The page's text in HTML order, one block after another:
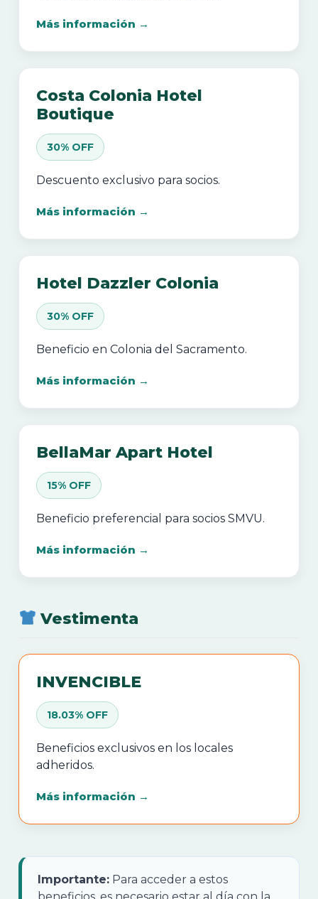
Más información →
Costa Colonia Hotel
Boutique
30% OFF
Descuento exclusivo para socios.
Más información →
Hotel Dazzler Colonia
30% OFF
Beneficio en Colonia del Sacramento.
Más información →
BellaMar Apart Hotel
15% OFF
Beneficio preferencial para socios SMVU.
Más información →
Vestimenta
INVENCIBLE
18.03% OFF
Beneficios exclusivos en los locales
adheridos.
Más información →
Importante: Para acceder a estos
beneficios, es necesario estar al día con la